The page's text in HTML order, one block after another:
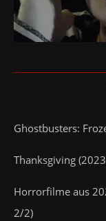
Ghostbusters:
Thanksgiving
Horrorfilme aus
2/2)